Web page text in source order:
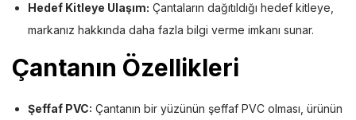
Hedef Kitleye Ulaşım: Çantaların dağıtıldığı hedef kitleye,
markanız hakkında daha fazla bilgi verme imkanı sunar.
Çantanın Özellikleri
Şeffaf PVC: Çantanın bir yüzünün şeffaf PVC olması, ürünün